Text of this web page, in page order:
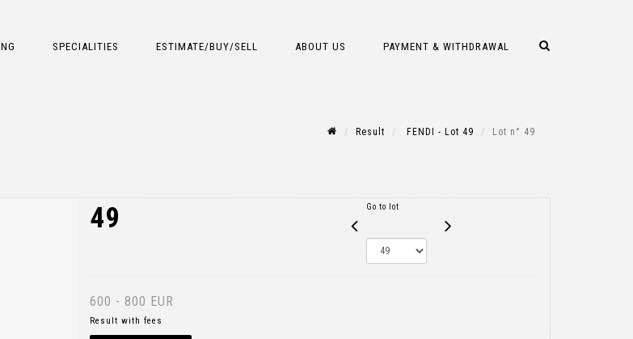
SPECIALITIES ESTIMATE/BUY/SELL ABOUT US PAYMENT & WITHDRAWAL
Result FENDI - Lot 49 Lot n° 49
49 Go to lot
600 - 800 EUR
Result with fees